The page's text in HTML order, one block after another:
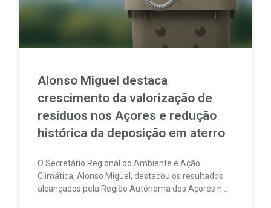
Alonso Miguel destaca
crescimento da valorização de
resíduos nos Açores e redução
histórica da deposição em aterro
O Secretário Regional do Ambiente e Ação
Climática, Alonso Miguel, destacou os resultados
alcançados pela Região Autónoma dos Açores na